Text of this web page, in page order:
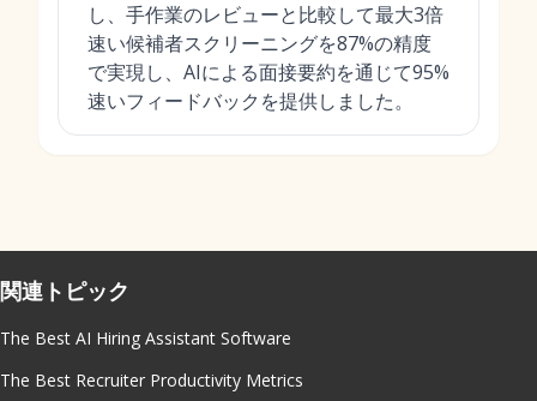
し、手作業のレビューと比較して最大3倍
速い候補者スクリーニングを87%の精度
で実現し、AIによる面接要約を通じて95%
速いフィードバックを提供しました。
関連トピック
The Best AI Hiring Assistant Software
The Best Recruiter Productivity Metrics